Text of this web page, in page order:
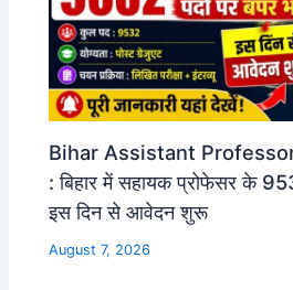
Bihar Assistant
: बिहार में सहायक प्रोफेसर के
इस दिन से आवेदन शुरू
August 7, 2026